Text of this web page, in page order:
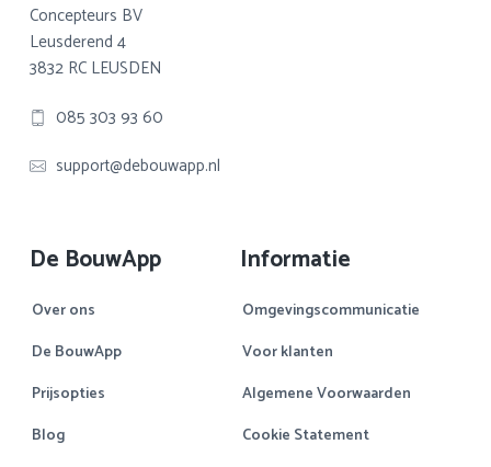
Concepteurs BV
Leusderend 4
3832 RC LEUSDEN
085 303 93 60
support@debouwapp.nl
De BouwApp
Over ons
De BouwApp
Prijsopties
Blog
Informatie
Omgevingscommunicatie
Voor klanten
Algemene Voorwaarden
Cookie Statement